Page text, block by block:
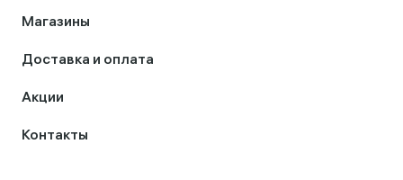
Магазины
Доставка и оплата
Акции
Контакты